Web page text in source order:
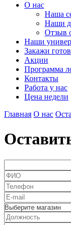
О нас
Наша
Наши
Отзыв
Наши
Закажи
Акции
Программа
Контакты
Работа у нас
Цена недели
Главная О нас